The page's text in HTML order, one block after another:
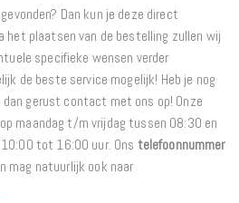
Dan kun je deze direct
het plaatsen van de bestelling zullen wij
specifieke wensen verder
de beste service mogelijk! Heb je nog
dan gerust contact met ons op! Onze
maandag t/m vrijdag tussen 08:30 en
tot 16:00 uur. Ons telefoonnummer
mag natuurlijk ook naar